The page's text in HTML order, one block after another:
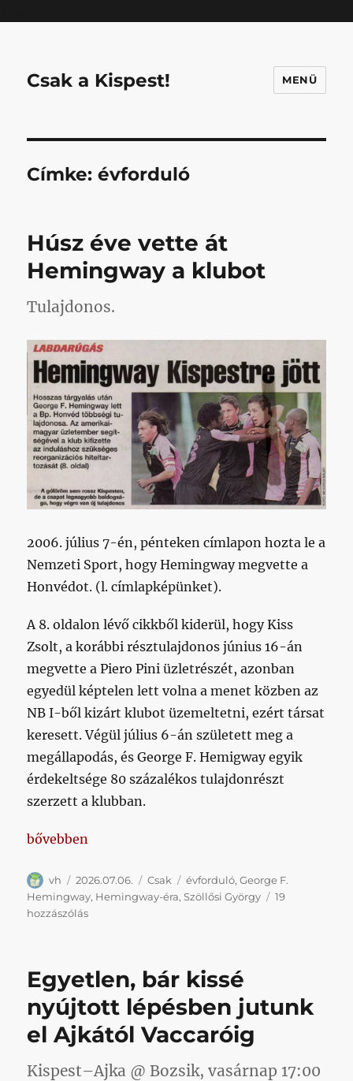
Csak a Kispest! MENÜ
Címke:évforduló
Húsz éve vette át
Hemingway a klubot
Tulajdonos.
2006. július 7-én, pénteken címlapon hozta le a
Nemzeti Sport, hogy Hemingway megvette a
Honvédot. (l. címlapképünket).
A 8. oldalon lévő cikkből kiderül, hogy Kiss
Zsolt, a korábbi résztulajdonos június 16-án
megvette a Piero Pini üzletrészét, azonban
egyedül képtelen lett volna a menet közben az
NB I-ből kizárt klubot üzemeltetni, ezért társat
keresett. Végül július 6-án született meg a
megállapodás, és George F. Hemigway egyik
érdekeltsége 80 százalékos tulajdonrészt
szerzett a klubban.
„Húsz éve vette át Hemingway a klubot”
bővebben
Szerző
vh Közzétéve
2026.07.06. Kategória
Csak Címke
évforduló,George F.
Hemingway, Hemingway-éra,Szöllősi György
19
hozzászólásHúsz
Hemingway
klubot
című
bejegyzéshez
Egyetlen, bár kissé
nyújtott lépésben jutunk
el Ajkától Vaccaróig
Kispest–Ajka @ Bozsik, vasárnap 17:00